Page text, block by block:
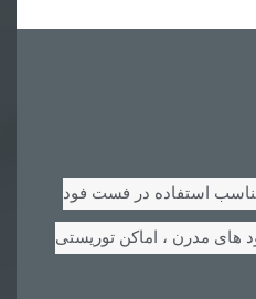
استفاده در فست فود
های مدرن ، اماکن توریستی